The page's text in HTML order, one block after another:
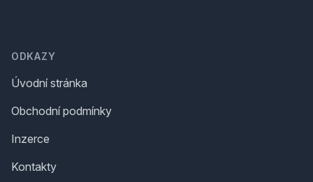
ODKAZY
Úvodní stránka
Obchodní podmínky
Inzerce
Kontakty